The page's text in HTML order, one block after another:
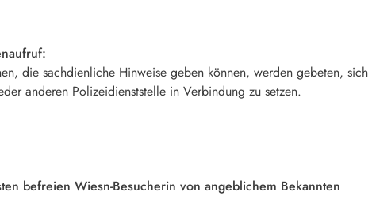
die sachdienliche Hinweise geben können, werden gebeten,
anderen Polizeidienststelle in Verbindung zu setzen.
befreien Wiesn-Besucherin von angeblichem Bekannten